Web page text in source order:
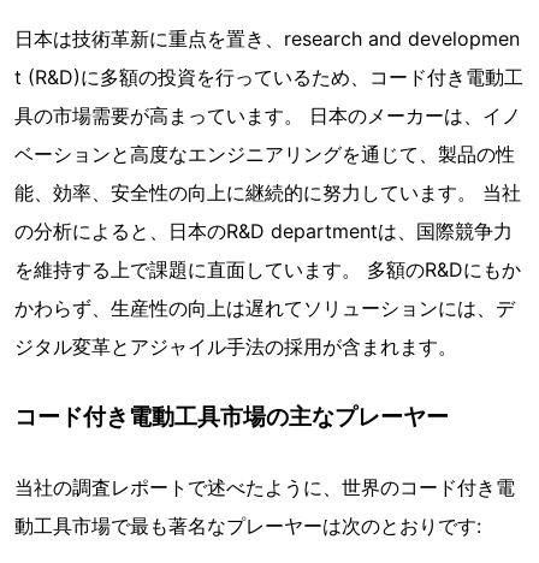
日本は技術革新に重点を置き、research and developmen
t (R&D)に多額の投資を行っているため、コード付き電動工
具の市場需要が高まっています。 日本のメーカーは、イノ
ベーションと高度なエンジニアリングを通じて、製品の性
能、効率、安全性の向上に継続的に努力しています。 当社
の分析によると、日本のR&D departmentは、国際競争力
を維持する上で課題に直面しています。 多額のR&Dにもか
かわらず、生産性の向上は遅れてソリューションには、デ
ジタル変革とアジャイル手法の採用が含まれます。
コード付き電動工具市場の主なプレーヤー
当社の調査レポートで述べたように、世界のコード付き電
動工具市場で最も著名なプレーヤーは次のとおりです: